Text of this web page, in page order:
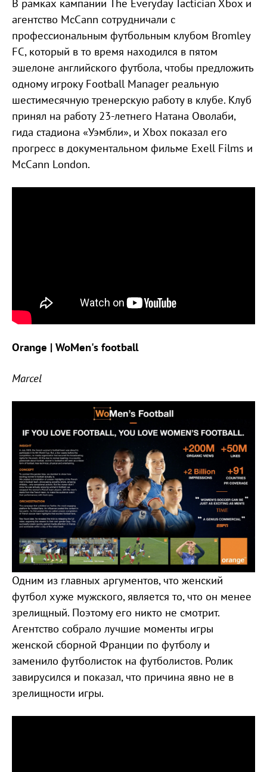
В рамках кампании The Everyday Tactician Xbox и
агентство McCann сотрудничали с
профессиональным футбольным клубом Bromley
FC, который в то время находился в пятом
эшелоне английского футбола, чтобы предложить
одному игроку Football Manager реальную
шестимесячную тренерскую работу в клубе. Клуб
принял на работу 23-летнего Натана Оволаби,
гида стадиона «Уэмбли», и Xbox показал его
прогресс в документальном фильме Exell Films и
McCann London.
Orange | WoMen's football
Marcel
Одним из главных аргументов, что женский
футбол хуже мужского, является то, что он менее
зрелищный. Поэтому его никто не смотрит.
Агентство собрало лучшие моменты игры
женской сборной Франции по футболу и
заменило футболисток на футболистов. Ролик
завирусился и показал, что причина явно не в
зрелищности игры.